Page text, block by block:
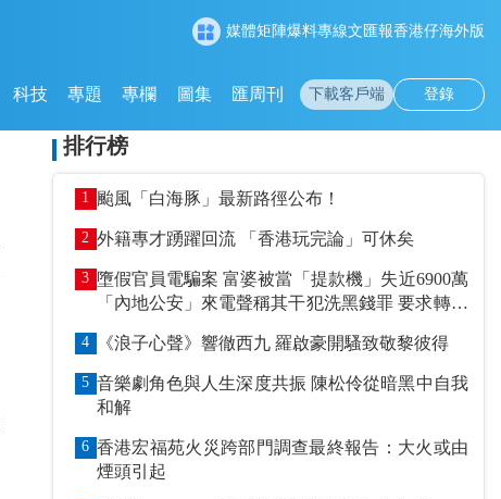
媒體矩陣爆料專線文匯報香港仔海外版
科技 專題 專欄 圖集 匯周刊 下載客戶端 登錄
排行榜
1 颱風「白海豚」最新路徑公布！
2 外籍專才踴躍回流 「香港玩完論」可休矣
3 墮假官員電騙案 富婆被當「提款機」失近6900萬
「內地公安」來電聲稱其干犯洗黑錢罪 要求轉賬
4 《浪子心聲》響徹西九 羅啟豪開騷致敬黎彼得
5 音樂劇角色與人生深度共振 陳松伶從暗黑中自我
和解
6 香港宏福苑火災跨部門調查最終報告：大火或由
煙頭引起